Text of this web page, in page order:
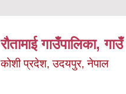
रौतामाई गाउँपालिका,
कोशी प्रदेश, उदयपुर, नेपाल